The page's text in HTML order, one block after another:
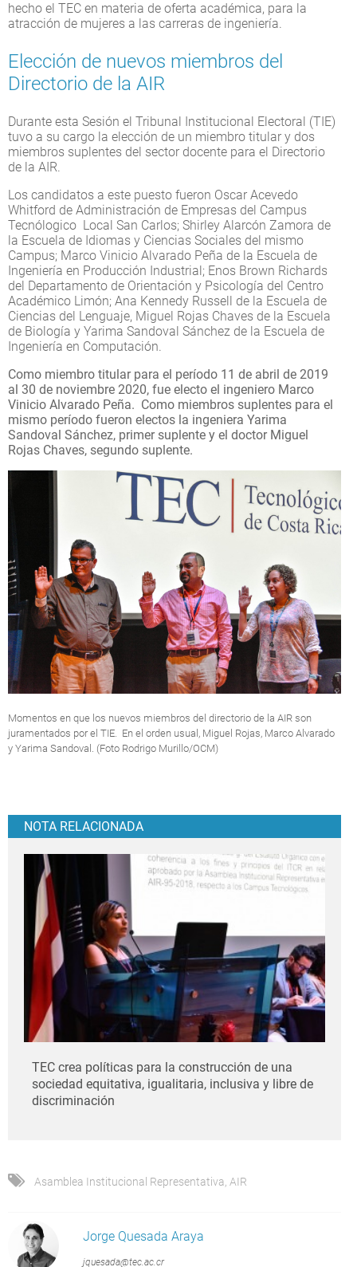
hecho el TEC en materia de oferta académica, para la
atracción de mujeres a las carreras de ingeniería.
Elección de nuevos miembros del
Directorio de la AIR
Durante esta Sesión el Tribunal Institucional Electoral (TIE)
tuvo a su cargo la elección de un miembro titular y dos
miembros suplentes del sector docente para el Directorio
de la AIR.
Los candidatos a este puesto fueron Oscar Acevedo
Whitford de Administración de Empresas del Campus
Tecnólogico Local San Carlos; Shirley Alarcón Zamora de
la Escuela de Idiomas y Ciencias Sociales del mismo
Campus; Marco Vinicio Alvarado Peña de la Escuela de
Ingeniería en Producción Industrial; Enos Brown Richards
del Departamento de Orientación y Psicología del Centro
Académico Limón; Ana Kennedy Russell de la Escuela de
Ciencias del Lenguaje, Miguel Rojas Chaves de la Escuela
de Biología y Yarima Sandoval Sánchez de la Escuela de
Ingeniería en Computación.
Como miembro titular para el período 11 de abril de 2019
al 30 de noviembre 2020, fue electo el ingeniero Marco
Vinicio Alvarado Peña. Como miembros suplentes para el
mismo período fueron electos la ingeniera Yarima
Sandoval Sánchez, primer suplente y el doctor Miguel
Rojas Chaves, segundo suplente.
Momentos en que los nuevos miembros del directorio de la AIR son
juramentados por el TIE. En el orden usual, Miguel Rojas, Marco Alvarado
y Yarima Sandoval. (Foto Rodrigo Murillo/OCM)
NOTA RELACIONADA
TEC crea políticas para la construcción de una
sociedad equitativa, igualitaria, inclusiva y libre de
discriminación
Asamblea Institucional Representativa AIR
Jorge Quesada Araya
jquesada@tec.ac.cr